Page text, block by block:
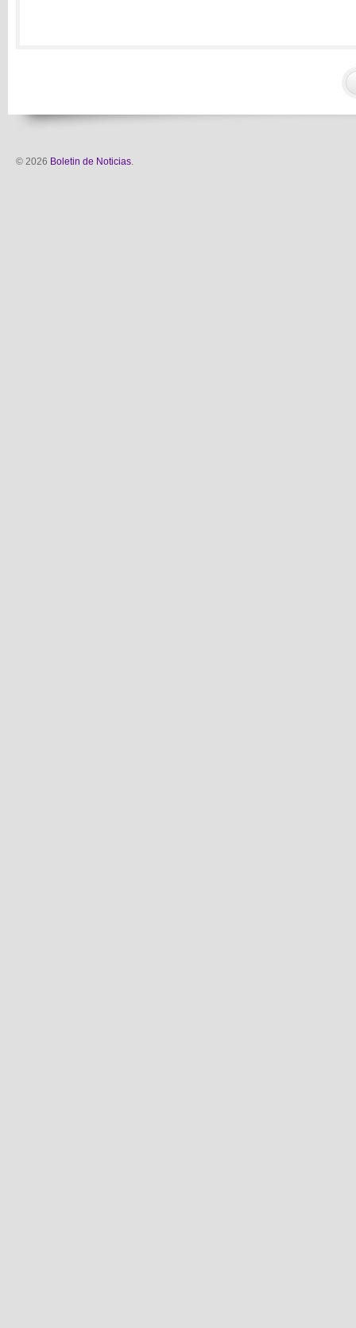
© 2026 Boletin de Noticias.